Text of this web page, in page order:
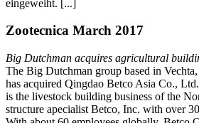
eingeweiht. [...]
Zootecnica March 2017
Big Dutchman acquires agricultural
The Big Dutchman group based in
has acquired Qingdao Betco Asia Co.,
is the livestock building business of the
structure apecialist Betco, Inc. with over